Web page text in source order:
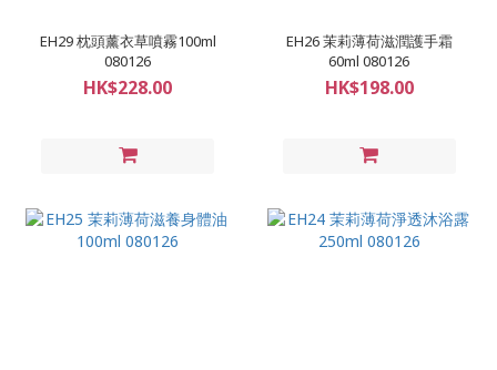
EH29 枕頭薰衣草噴霧100ml
080126
HK$228.00
EH26 茉莉薄荷滋潤護手霜
60ml 080126
HK$198.00